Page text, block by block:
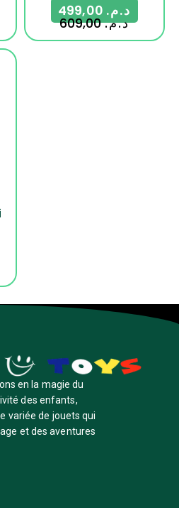
د.م.609,00
د.م.
en la magie du
des enfants,
variée de jouets qui
et des aventures